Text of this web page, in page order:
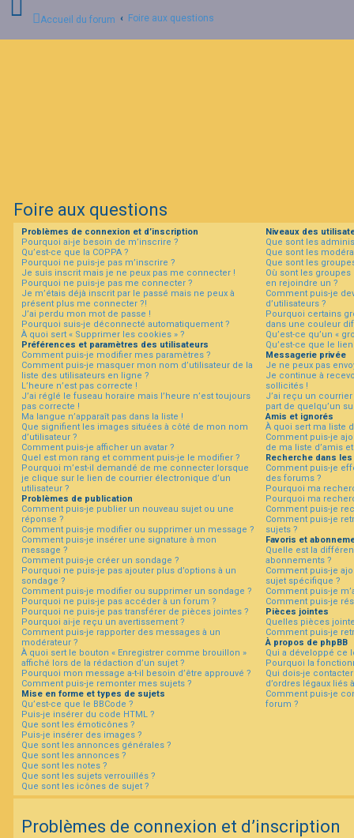
I
Accueil du forum Foire aux questions
Foire aux questions
Problèmes de connexion et d’inscription
Pourquoi ai-je besoin de m’inscrire ?
Qu’est-ce que la COPPA ?
Pourquoi ne puis-je pas m’inscrire ?
Je suis inscrit mais je ne peux pas me connecter !
Pourquoi ne puis-je pas me connecter ?
Je m’étais déjà inscrit par le passé mais ne peux à
présent plus me connecter ?!
J’ai perdu mon mot de passe !
Pourquoi suis-je déconnecté automatiquement ?
À quoi sert « Supprimer les cookies » ?
Préférences et paramètres des utilisateurs
Comment puis-je modifier mes paramètres ?
Comment puis-je masquer mon nom d’utilisateur de la
liste des utilisateurs en ligne ?
L’heure n’est pas correcte !
J’ai réglé le fuseau horaire mais l’heure n’est toujours
pas correcte !
Ma langue n’apparaît pas dans la liste !
Que signifient les images situées à côté de mon nom
d’utilisateur ?
Comment puis-je afficher un avatar ?
Quel est mon rang et comment puis-je le modifier ?
Pourquoi m’est-il demandé de me connecter lorsque
je clique sur le lien de courrier électronique d’un
utilisateur ?
Problèmes de publication
Comment puis-je publier un nouveau sujet ou une
réponse ?
Comment puis-je modifier ou supprimer un message ?
Comment puis-je insérer une signature à mon
message ?
Comment puis-je créer un sondage ?
Pourquoi ne puis-je pas ajouter plus d’options à un
sondage ?
Comment puis-je modifier ou supprimer un sondage ?
Pourquoi ne puis-je pas accéder à un forum ?
Pourquoi ne puis-je pas transférer de pièces jointes ?
Pourquoi ai-je reçu un avertissement ?
Comment puis-je rapporter des messages à un
modérateur ?
À quoi sert le bouton « Enregistrer comme brouillon »
affiché lors de la rédaction d’un sujet ?
Pourquoi mon message a-t-il besoin d’être approuvé ?
Comment puis-je remonter mes sujets ?
Mise en forme et types de sujets
Qu’est-ce que le BBCode ?
Puis-je insérer du code HTML ?
Que sont les émoticônes ?
Puis-je insérer des images ?
Que sont les annonces générales ?
Que sont les annonces ?
Que sont les notes ?
Que sont les sujets verrouillés ?
Que sont les icônes de sujet ?
Niveaux des
Que sont les
Que sont les
Que sont les
Où sont les
en rejoindre un ?
Comment puis-je
d’utilisateurs ?
Pourquoi certains
dans une couleur
Qu’est-ce qu’un «
Qu’est-ce que le lien
Messagerie privée
Je ne peux pas
Je continue à
sollicités !
J’ai reçu un
part de quelqu’un
Amis et ignorés
À quoi sert ma liste
Comment puis-je
de ma liste d’amis
Recherche dans
Comment puis-je
des forums ?
Pourquoi ma
Pourquoi ma
Comment puis-je
Comment puis-je
sujets ?
Favoris et
Quelle est la
abonnements ?
Comment puis-je
sujet spécifique ?
Comment puis-je
Comment puis-je
Pièces jointes
Quelles pièces
Comment puis-je
À propos de phpBB
Qui a développé ce
Pourquoi la
Qui dois-je
d’ordres légaux liés
Comment puis-je
forum ?
Problèmes de connexion et d’inscription